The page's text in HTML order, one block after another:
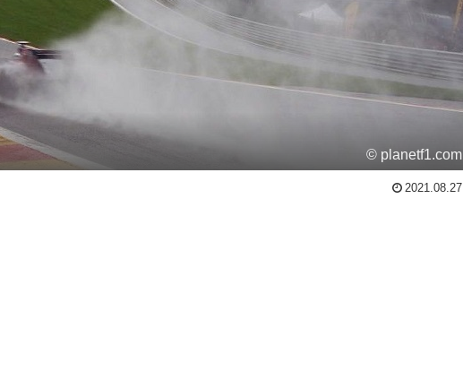
© planetf1.com
2021.08.27